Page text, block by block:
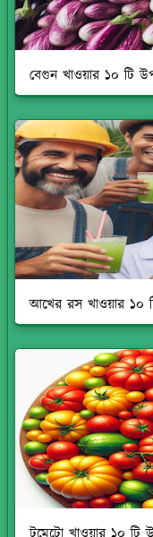
বেগুন খাওয়ার ১০ টি
আখের রস খাওয়ার ১০